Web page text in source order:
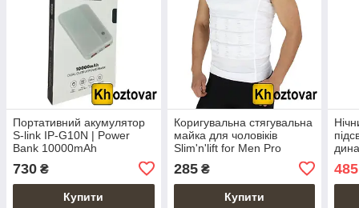
Портативний акумулятор
S-link IP-G10N | Power
Bank 10000mAh
730 ₴
Купити
Коригувальна стягувальна
майка для чоловіків
Slim'n'lift for Men Pro
285₴
Купити
485